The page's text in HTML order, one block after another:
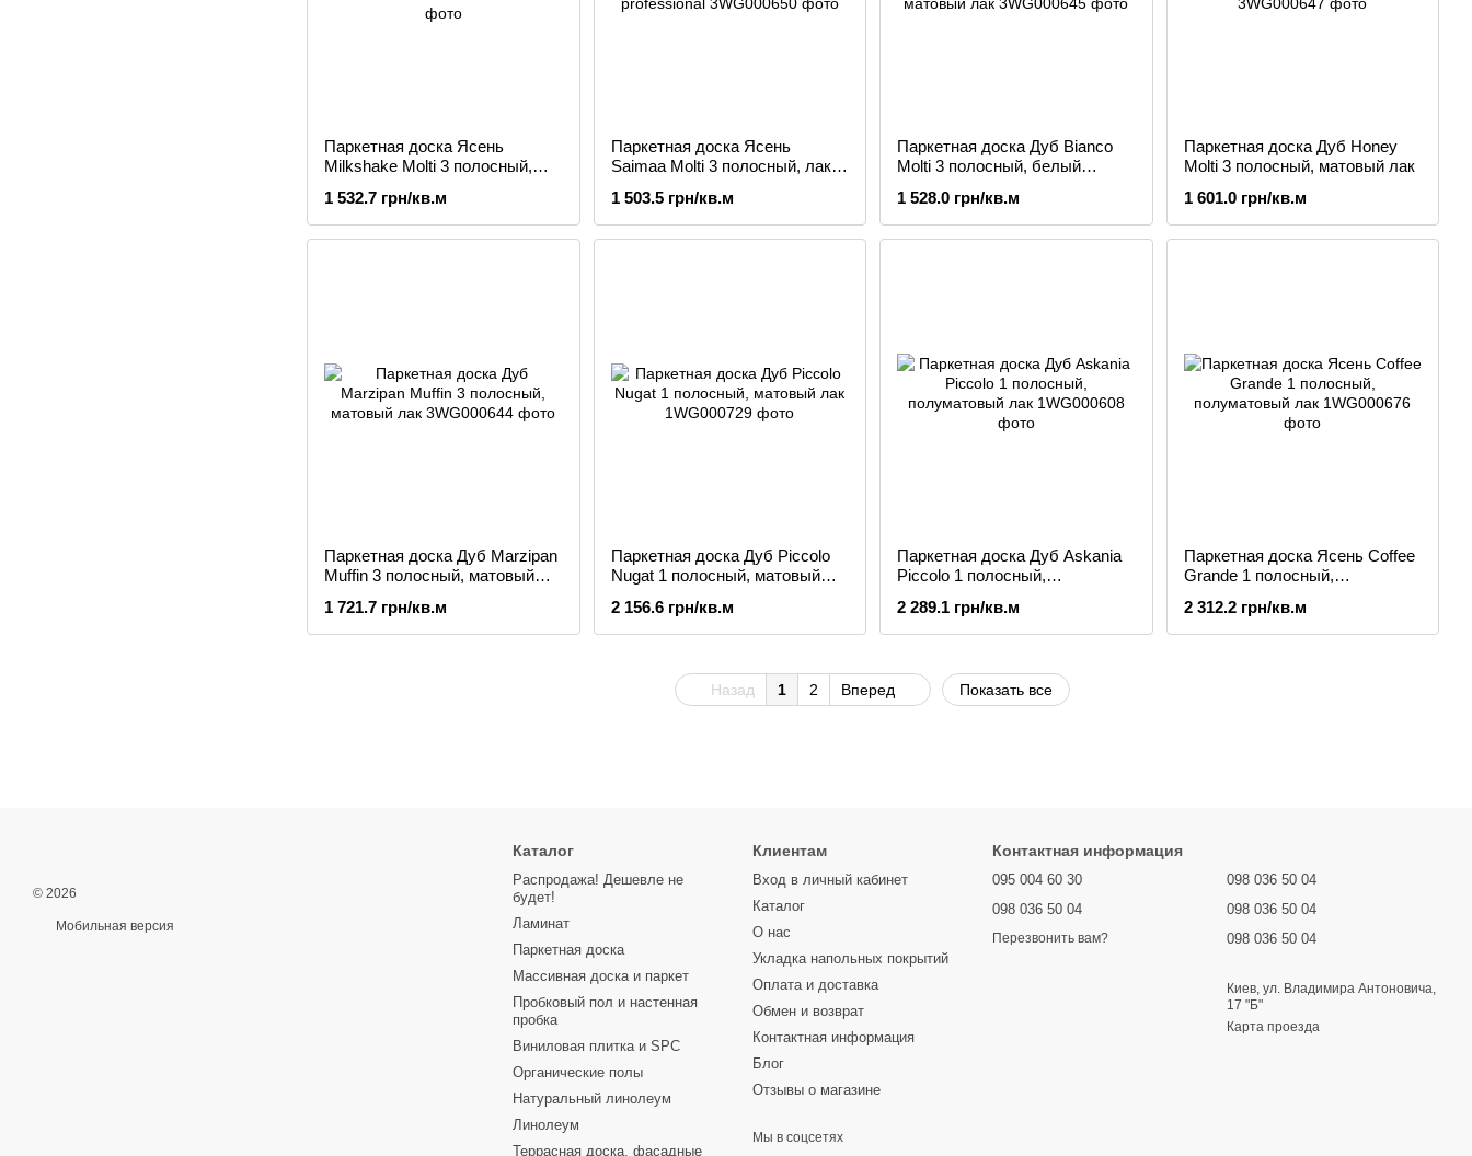
Паркетная доска Ясень
Milkshake Molti 3 полосный,
1 532.7 грн/кв.м
Паркетная доска Ясень
Saimaa Molti 3 полосный, лак
1 503.5 грн/кв.м
Паркетная доска Дуб Bianco
Molti 3 полосный, белый
1 528.0 грн/кв.м
Паркетная доска Дуб Honey
Molti 3 полосный, матовый лак
1 601.0 грн/кв.м
Паркетная доска Дуб Marzipan
Muffin 3 полосный, матовый
1 721.7 грн/кв.м
Паркетная доска Дуб Piccolo
Nugat 1 полосный, матовый
2 156.6 грн/кв.м
Паркетная доска Дуб Askania
Piccolo 1 полосный,
2 289.1 грн/кв.м
Паркетная доска Ясень Coffee
Grande 1 полосный,
2 312.2 грн/кв.м
Назад 1 2 Вперед Показать все
© 2026
Мобильная версия
Каталог
Распродажа! Дешевле не
будет!
Ламинат
Паркетная доска
Массивная доска и паркет
Пробковый пол и настенная
пробка
Виниловая плитка и SPC
Органические полы
Натуральный линолеум
Линолеум
Террасная доска, фасадные
Клиентам
Вход в личный кабинет
Каталог
О нас
Укладка напольных покрытий
Оплата и доставка
Обмен и возврат
Контактная информация
Блог
Отзывы о магазине
Мы в соцсетях
Контактная информация
095 004 60 30
098 036 50 04
Перезвонить вам?
098 036 50 04
098 036 50 04
098 036 50 04
Киев, ул. Владимира Антоновича,
17 "Б"
Карта проезда